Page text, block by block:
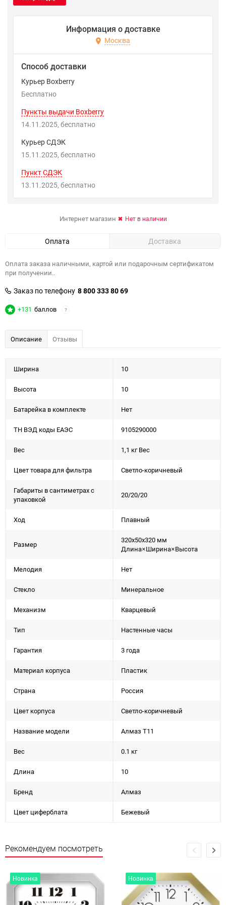
Информация о доставке
Москва
Способ доставки
Курьер Boxberry
Бесплатно
Пункты выдачи Boxberry
14.11.2025
Бесплатно
Курьер СДЭК
15.11.2025
Бесплатно
Пункт СДЭК
13.11.2025
Бесплатно
Интернет магазин Нет в наличии
Оплата Доставка
Оплата заказа наличными, картой или подарочным сертификатом
при получении..
Заказ по телефону 8 800 333 80 69
+131 баллов ?
Описание Отзывы
Ширина 10
Высота 10
Батарейка в комплекте Нет
ТН ВЭД коды ЕАЭС 9105290000
Вес 1,1 кг Вес
Цвет товара для фильтра Светло-коричневый
Габариты в сантиметрах с
упаковкой
20/20/20
Ход Плавный
Размер
320x50x320 мм
Длина×Ширина×Высота
Мелодия Нет
Стекло Минеральное
Механизм Кварцевый
Тип Настенные часы
Гарантия 3 года
Материал корпуса Пластик
Страна Россия
Цвет корпуса Светло-коричневый
Название модели Алмаз Т11
Вес 0.1 кг
Длина 10
Бренд Алмаз
Цвет циферблата Бежевый
Рекомендуем посмотреть
Новинка Новинка